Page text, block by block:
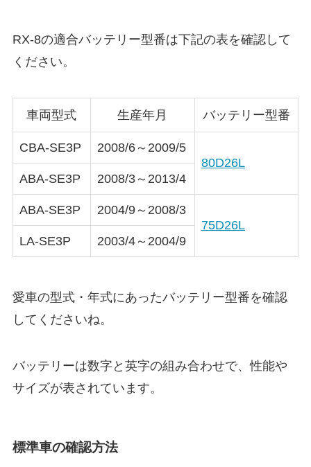
RX-8の適合バッテリー型番は下記の表を確認して
ください。
車両型式 生産年月 バッテリー型番
CBA-SE3P
2008/6～2009/5
80D26L
ABA-SE3P
2008/3～2013/4
ABA-SE3P
2004/9～2008/3
75D26L
LA-SE3P
2003/4～2004/9
愛車の型式・年式にあったバッテリー型番を確認
してくださいね。
バッテリーは数字と英字の組み合わせで、性能や
サイズが表されています。
標準車の確認方法